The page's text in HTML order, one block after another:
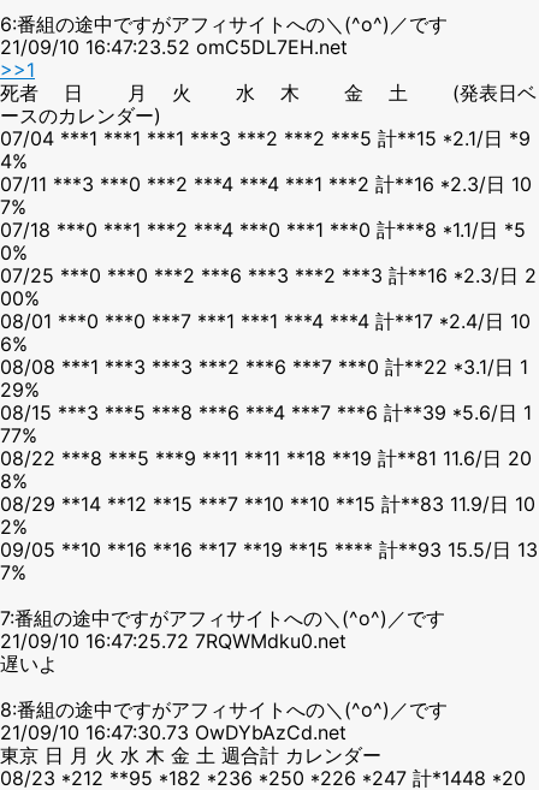
6:番組の途中ですがアフィサイトへの＼(^o^)／です
21/09/10 16:47:23.52 omC5DL7EH.net
>>1
死者 日 月 火 水 木 金 土 (発表日ベ
ースのカレンダー)
07/04 ***1 ***1 ***1 ***3 ***2 ***2 ***5 計**15 *2.1/日 *9
4%
07/11 ***3 ***0 ***2 ***4 ***4 ***1 ***2 計**16 *2.3/日 10
7%
07/18 ***0 ***1 ***2 ***4 ***0 ***1 ***0 計***8 *1.1/日 *5
0%
07/25 ***0 ***0 ***2 ***6 ***3 ***2 ***3 計**16 *2.3/日 2
00%
08/01 ***0 ***0 ***7 ***1 ***1 ***4 ***4 計**17 *2.4/日 10
6%
08/08 ***1 ***3 ***3 ***2 ***6 ***7 ***0 計**22 *3.1/日 1
29%
08/15 ***3 ***5 ***8 ***6 ***4 ***7 ***6 計**39 *5.6/日 1
77%
08/22 ***8 ***5 ***9 **11 **11 **18 **19 計**81 11.6/日 20
8%
08/29 **14 **12 **15 ***7 **10 **10 **15 計**83 11.9/日 10
2%
09/05 **10 **16 **16 **17 **19 **15 **** 計**93 15.5/日 13
7%
7:番組の途中ですがアフィサイトへの＼(^o^)／です
21/09/10 16:47:25.72 7RQWMdku0.net
遅いよ
8:番組の途中ですがアフィサイトへの＼(^o^)／です
21/09/10 16:47:30.73 OwDYbAzCd.net
東京 日 月 火 水 木 金 土 週合計 カレンダー
08/23 *212 **95 *182 *236 *250 *226 *247 計*1448 *20